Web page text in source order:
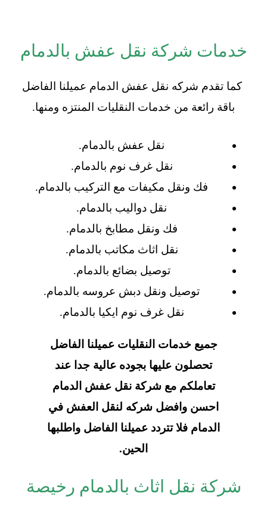
خدمات شركة نقل عفش بالدمام
كما تقدم شركه نقل عفش الدمام عميلنا الفاضل
باقة رائعة من خدمات النقليات المنتزه ومنها.
نقل عفش بالدمام.
نقل غرف نوم بالدمام.
فك ونقل مكيفات مع التركيب بالدمام.
نقل دواليب بالدمام.
فك ونقل مطابخ بالدمام.
نقل اثاث مكاتب بالدمام.
توصيل بضائع بالدمام.
توصيل ونقل دبش عروسه بالدمام.
نقل غرف نوم ايكيا بالدمام.
جميع خدمات النقليات عميلنا الفاضل
تحصلون عليها بجوده عالية جدا عند
تعاملكم مع شركة نقل عفش الدمام
احسن وافضل شركه لنقل العفش في
الدمام فلا تتردد عميلنا الفاضل واطلبها
الحين.
شركة نقل اثاث بالدمام رخيصة